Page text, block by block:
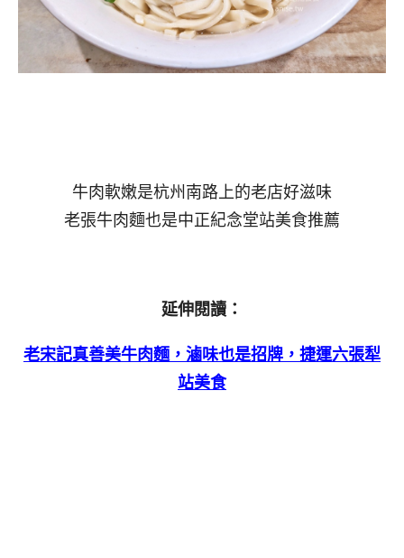
牛肉軟嫩是杭州南路上的老店好滋味
老張牛肉麵也是中正紀念堂站美食推薦
延伸閱讀：
老宋記真善美牛肉麵，滷味也是招牌，捷運六張犁
站美食